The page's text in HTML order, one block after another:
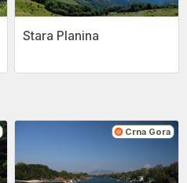
Stara Planina
Crna Gora